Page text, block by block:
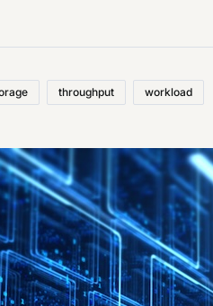
throughput workload